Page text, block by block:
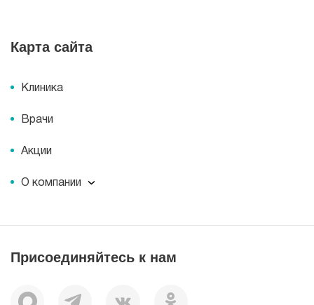
Карта сайта
Клиника
Врачи
Акции
О компании
Миссия
Корпоративная социальная ответственность
Вакансии
Присоединяйтесь к нам